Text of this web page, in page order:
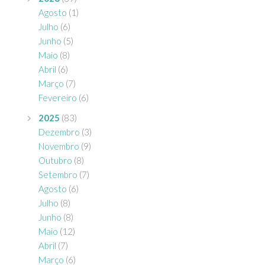
Agosto (1)
Julho (6)
Junho (5)
Maio (8)
Abril (6)
Março (7)
Fevereiro (6)
2025 (83)
Dezembro (3)
Novembro (9)
Outubro (8)
Setembro (7)
Agosto (6)
Julho (8)
Junho (8)
Maio (12)
Abril (7)
Março (6)